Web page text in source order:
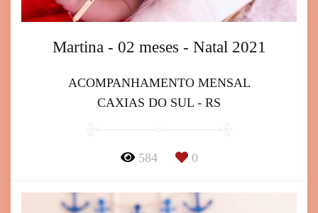
Martina - 02 meses - Natal 2021
ACOMPANHAMENTO MENSAL
CAXIAS DO SUL - RS
584 0